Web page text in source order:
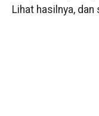
Lihat hasilnya,